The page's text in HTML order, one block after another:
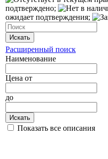
подтверждено;
ожидает подтверждения;
Искать
Расширенный поиск
Наименование
Цена от
до
Искать
Показать все описания